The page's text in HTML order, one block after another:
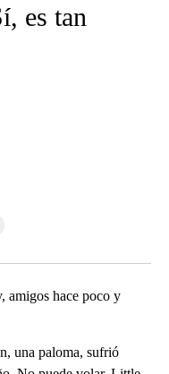
es tan
hace poco y
una paloma, sufrió